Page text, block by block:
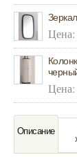
Цена:
Цена:
Oписание